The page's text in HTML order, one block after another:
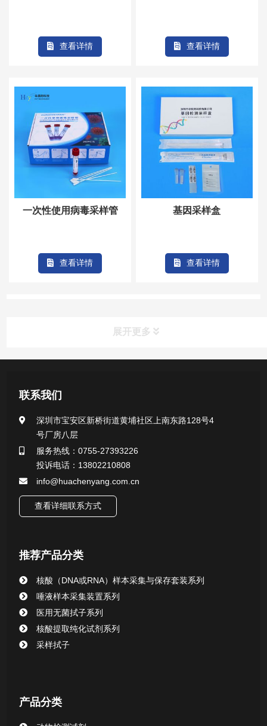
查看详情 查看详情
一次性使用病毒采样管
查看详情
基因采样盒
查看详情
展开更多
一次性使用采样器系列
微生物样本保存液（通用运输传媒介质）系列
核酸（DNA&RNA）样本采集与保存套装系列
肛拭子
核酸提取或纯化试剂
联系我们
深圳市宝安区新桥街道黄埔社区上南东路128号4
号厂房八层
服务热线：0755-27393226
投诉电话：13802210808
info@huachenyang.com.cn
查看详细联系方式
推荐产品分类
核酸（DNA或RNA）样本采集与保存套装系列
唾液样本采集装置系列
医用无菌拭子系列
核酸提取纯化试剂系列
采样拭子
产品分类